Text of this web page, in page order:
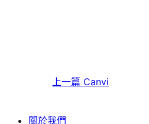
上一篇 Canvi
關於我們